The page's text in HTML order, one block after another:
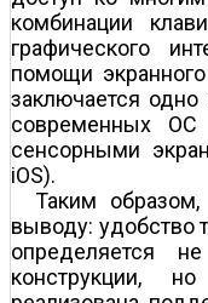
комбинации
графического
помощи
заключается
современных ОС
сенсорными
iOS).
Таким
выводу: удобство
определяется
конструкции,